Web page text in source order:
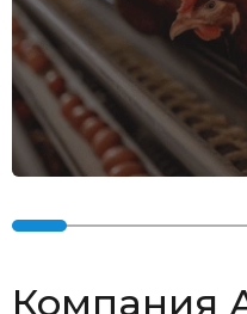
Компания